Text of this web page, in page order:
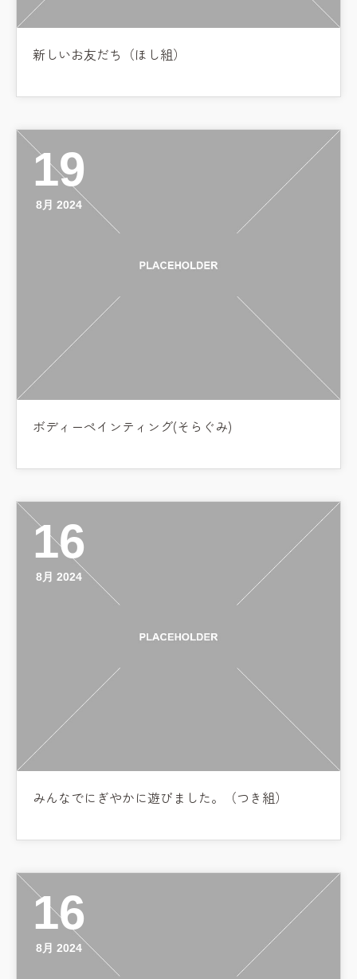
新しいお友だち（ほし組）
19
8月 2024
ボディーペインティング(そらぐみ)
16
8月 2024
みんなでにぎやかに遊びました。（つき組）
16
8月 2024